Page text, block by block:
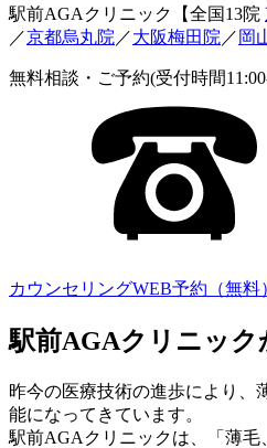
駅前AGAクリニック【全国13院
／京都烏丸院 ／大阪梅田院 ／ 岡
無料相談・ご予約(受付時間
カウンセリングWEB予約（無料
駅前AGAクリニック
昨今の医療技術の進歩により、
能になってきています。
駅前AGAクリニックは、「薄毛